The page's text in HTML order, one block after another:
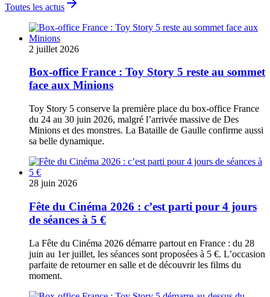
Toutes les actus
2 juillet 2026
Box-office France : Toy Story 5 reste au sommet
face aux Minions
Toy Story 5 conserve la première place du box-office France
du 24 au 30 juin 2026, malgré l’arrivée massive de Des
Minions et des monstres. La Bataille de Gaulle confirme aussi
sa belle dynamique.
28 juin 2026
Fête du Cinéma 2026 : c’est parti pour 4 jours
de séances à 5 €
La Fête du Cinéma 2026 démarre partout en France : du 28
juin au 1er juillet, les séances sont proposées à 5 €. L’occasion
parfaite de retourner en salle et de découvrir les films du
moment.